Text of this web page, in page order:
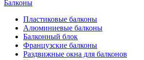
Балконы
Пластиковые балконы
Алюминиевые балконы
Балконный блок
Французские балконы
Раздвижные окна для балконов